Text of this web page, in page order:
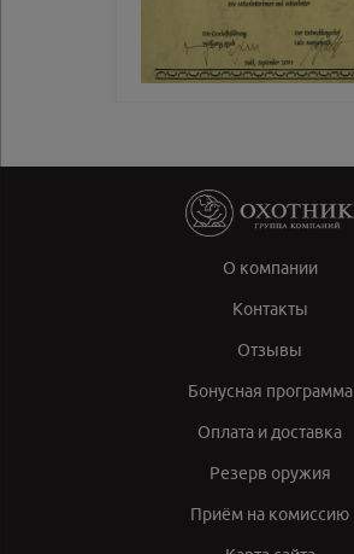
О компании
Контакты
Отзывы
Бонусная программа
Оплата и доставка
Резерв оружия
Приём на комиссию